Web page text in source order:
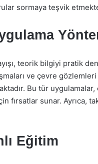
sormaya teşvik
teorik bilgiyi pratik
ve çevre
Bu tür
fırsatlar sunar. Ayrıca,
Eğitim